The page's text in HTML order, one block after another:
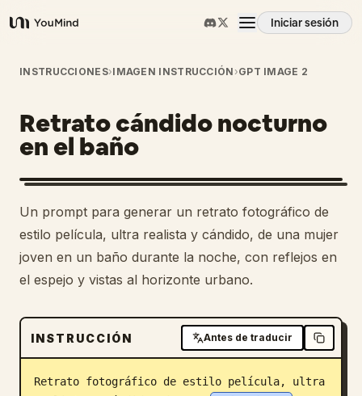
YouMind
Iniciar sesión
Resumen
Casos de uso
Habilidades
Prompts
Precios
Descargar
Blog
INSTRUCCIONES›IMAGEN INSTRUCCIÓN ›GPT IMAGE 2
Retrato cándido nocturno
en el baño
Un prompt para generar un retrato fotográfico de
estilo película, ultra realista y cándido, de una mujer
joven en un baño durante la noche, con reflejos en
el espejo y vistas al horizonte urbano.
INSTRUCCIÓN Antes de traducir
Retrato fotográfico de estilo película, ultra